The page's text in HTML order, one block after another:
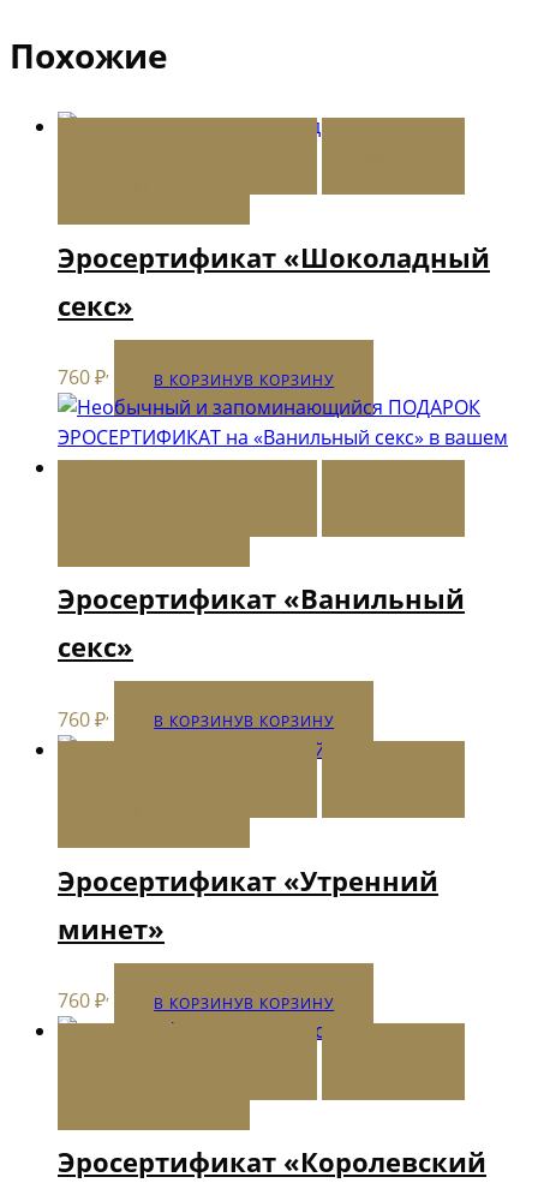
Похожие
Эросертификат «Шоколадный
секс»
760₽, В КОРЗИНУВ КОРЗИНУ
Эросертификат «Ванильный
секс»
760₽, В КОРЗИНУВ КОРЗИНУ
Эросертификат «Утренний
минет»
760₽, В КОРЗИНУВ КОРЗИНУ
Эросертификат «Королевский